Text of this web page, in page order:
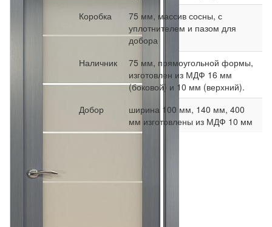
Коробка
75 мм, массив сосны, с
уплотнителем и пазом для
добора
Наличник
75 мм, прямоугольной формы,
изготовлен из МДФ 16 мм
(боковой) и 10 мм (верхний).
Добор
ширина 100 мм, 140 мм, 400
мм изготовлены из МДФ 10 мм